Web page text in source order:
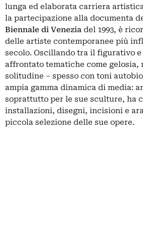
lunga ed elaborata carriera
la partecipazione alla documenta
Biennale di Venezia del 1993, è
delle artiste contemporanee più
secolo. Oscillando tra il figurativo e
affrontato tematiche come gelosia,
solitudine – spesso con toni
ampia gamma dinamica di media:
soprattutto per le sue sculture, ha
installazioni, disegni, incisioni e
piccola selezione delle sue opere.